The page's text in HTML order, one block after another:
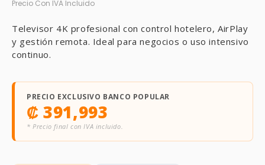
Televisor 4K profesional con control hotelero, AirPlay
y gestión remota. Ideal para negocios o uso intensivo
continuo.
PRECIO EXCLUSIVO BANCO POPULAR
₡ 391,993
* Precio final con IVA incluido.